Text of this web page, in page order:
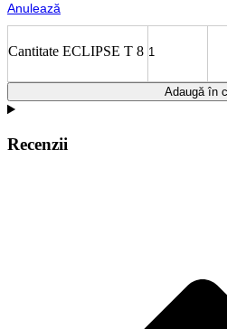
Anulează
Cantitate ECLIPSE T 8
Adaugă în
Recenzii